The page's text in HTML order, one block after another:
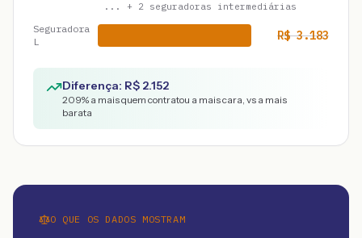
... + 2 seguradoras intermediárias
Seguradora
L
R$3.183
Diferença: R$ 2.152
209% a mais quem contratou a mais cara, vs a mais
barata
O QUE OS DADOS MOSTRAM